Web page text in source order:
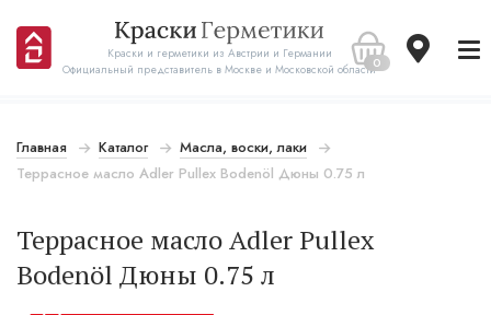
Краски и герметики из Австрии и Германии
Официальный представитель в Москве и Московской области0
Главная Каталог
Масла, воски, лаки
Террасное масло Adler Pullex Bodenöl Дюны 0.75 л
Террасное масло Adler Pullex
Bodenöl Дюны 0.75 л